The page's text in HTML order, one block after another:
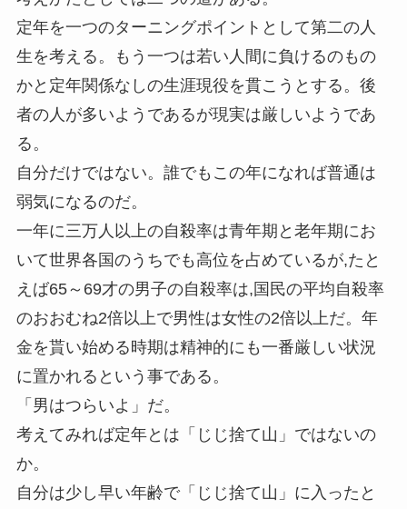
定年を一つのターニングポイントとして第二の人
生を考える。もう一つは若い人間に負けるのもの
かと定年関係なしの生涯現役を貫こうとする。後
者の人が多いようであるが現実は厳しいようであ
る。
自分だけではない。誰でもこの年になれば普通は
弱気になるのだ。
一年に三万人以上の自殺率は青年期と老年期にお
いて世界各国のうちでも高位を占めているが,たと
えば65～69才の男子の自殺率は,国民の平均自殺率
のおおむね2倍以上で男性は女性の2倍以上だ。年
金を貰い始める時期は精神的にも一番厳しい状況
に置かれるという事である。
「男はつらいよ」だ。
考えてみれば定年とは「じじ捨て山」ではないの
か。
自分は少し早い年齢で「じじ捨て山」に入ったと